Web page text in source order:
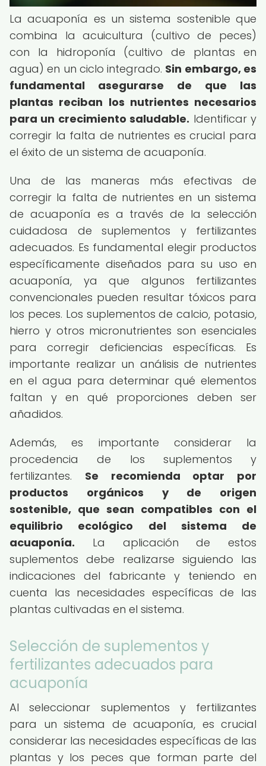
La acuaponía es un sistema sostenible que
combina la acuicultura (cultivo de peces)
con la hidroponía (cultivo de plantas en
agua) en un ciclo integrado. Sin embargo, es
fundamental asegurarse de que las
plantas reciban los nutrientes necesarios
para un crecimiento saludable. Identificar y
corregir la falta de nutrientes es crucial para
el éxito de un sistema de acuaponía.
Una de las maneras más efectivas de
corregir la falta de nutrientes en un sistema
de acuaponía es a través de la selección
cuidadosa de suplementos y fertilizantes
adecuados. Es fundamental elegir productos
específicamente diseñados para su uso en
acuaponía, ya que algunos fertilizantes
convencionales pueden resultar tóxicos para
los peces. Los suplementos de calcio, potasio,
hierro y otros micronutrientes son esenciales
para corregir deficiencias específicas. Es
importante realizar un análisis de nutrientes
en el agua para determinar qué elementos
faltan y en qué proporciones deben ser
añadidos.
Además, es importante considerar la
procedencia de los suplementos y
fertilizantes. Se recomienda optar por
productos orgánicos y de origen
sostenible, que sean compatibles con el
equilibrio ecológico del sistema de
acuaponía. La aplicación de estos
suplementos debe realizarse siguiendo las
indicaciones del fabricante y teniendo en
cuenta las necesidades específicas de las
plantas cultivadas en el sistema.
Selección de suplementos y
fertilizantes adecuados para
acuaponía
Al seleccionar suplementos y fertilizantes
para un sistema de acuaponía, es crucial
considerar las necesidades específicas de las
plantas y los peces que forman parte del